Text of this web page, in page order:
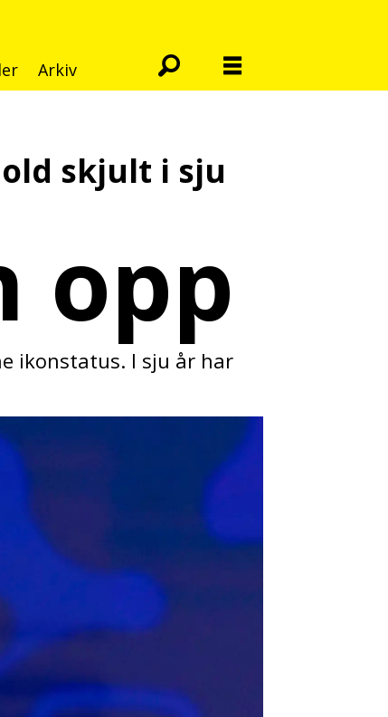
Arkiv
skjult i sju
opp
ikonstatus. I sju år har